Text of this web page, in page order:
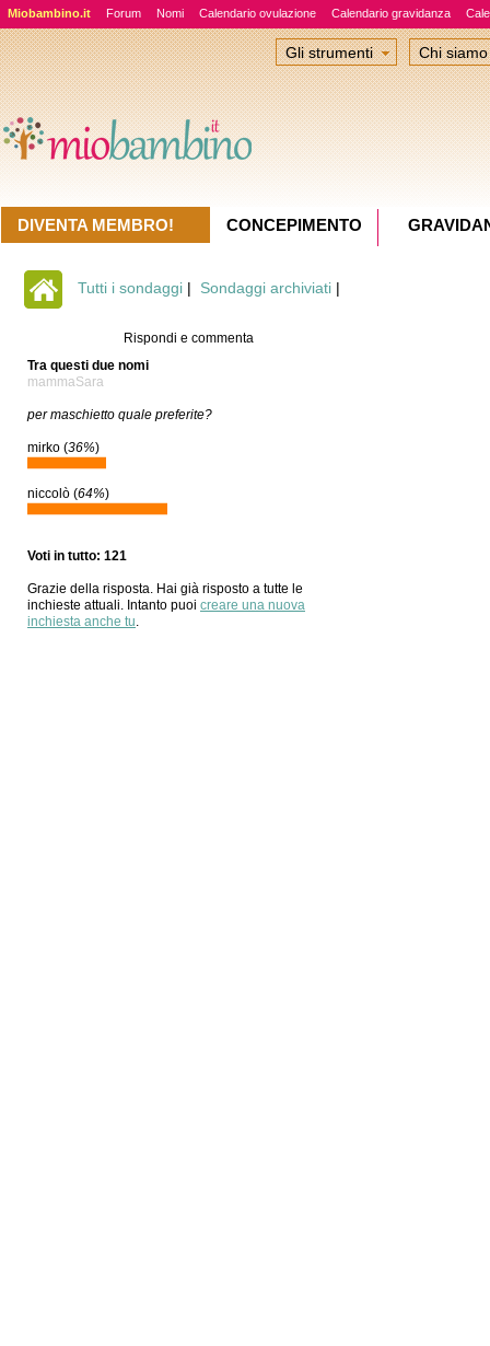
Miobambino.it Forum Nomi Calendario ovulazione Calendario gravidanza
Tutti i sondaggi| Sondaggi archiviati|
Rispondi e commenta
Tra questi due nomi
mammaSara
per maschietto quale preferite?
mirko (36%)
niccolò (64%)
Voti in tutto: 121
Grazie della risposta. Hai già risposto a tutte le
inchieste attuali. Intanto puoi creare una nuova
inchiesta anche tu.
Gli strumenti Chi siamo
DIVENTA MEMBRO! CONCEPIMENTO